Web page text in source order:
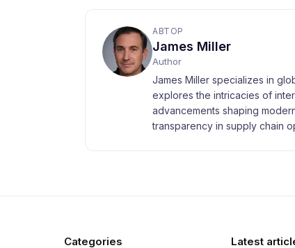
АВТОР
James Miller
Author
James Miller specializes in
explores the intricacies of
advancements shaping
transparency in supply chain
Categories Latest